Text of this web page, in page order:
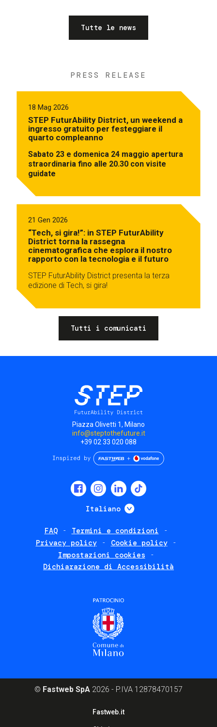
Tutte le news
PRESS RELEASE
18 Mag 2026
STEP FuturAbility District, un weekend a
ingresso gratuito per festeggiare il
quarto compleanno
Sabato 23 e domenica 24 maggio apertura
straordinaria fino alle 20.30 con visite
guidate
21 Gen 2026
“Tech, si gira!”: in STEP FuturAbility
District torna la rassegna
cinematografica che esplora il nostro
rapporto con la tecnologia e il futuro
STEP FuturAbility District presenta la terza
edizione di Tech, si gira!
Tutti i comunicati
Piazza Olivetti 1, Milano
info@steptothefuture.it
+39 02 33 020 088
Italiano Mostra ulteriori
FAQ
Termini e condizioni
Privacy policy
Cookie policy
Impostazioni cookies
Dichiarazione di Accessibilità
© Fastweb SpA 2026 - P.IVA 12878470157
Fastweb.it